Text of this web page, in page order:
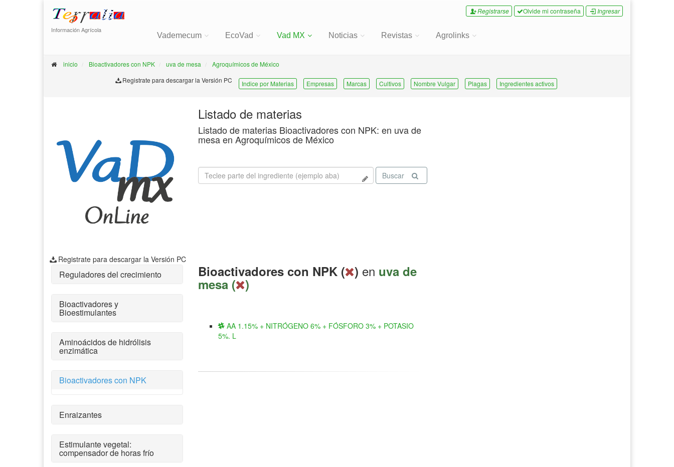
Información Agrícola
Registrarse Olvide mi contraseña Ingresar
Vademecum EcoVad Vad MX Noticias Revistas Agrolinks
inicio Bioactivadores con NPK uva de mesa
Agroquímicos de México
Registrate para descargar la Versión PC
Indice por Materias Empresas Marcas Cultivos Nombre Vulgar Plagas Ingredientes activos
Registrate para descargar la Versión PC
Listado de materias
Listado de materias Bioactivadores con NPK: en uva de
mesa en Agroquímicos de México
Buscar
Reguladores del crecimiento
Bioactivadores y
Bioestimulantes
Aminoácidos de hidrólisis
enzimática
Bioactivadores con NPK
Enraizantes
Estimulante vegetal:
compensador de horas frío
Bioactivadores con NPK ( ) en uva de
mesa ( )
AA 1.15% + NITRÓGENO 6% + FÓSFORO 3% + POTASIO
5%. L